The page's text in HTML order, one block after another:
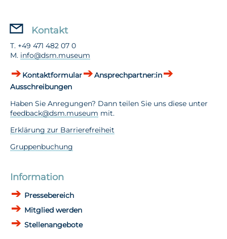
Kontakt
T. +49 471 482 07 0
M. info@dsm.museum
Kontaktformular
Ansprechpartner:in
Ausschreibungen
Haben Sie Anregungen? Dann teilen Sie uns diese unter
feedback@dsm.museum mit.
Erklärung zur Barrierefreiheit
Gruppenbuchung
Information
Pressebereich
Mitglied werden
Stellenangebote